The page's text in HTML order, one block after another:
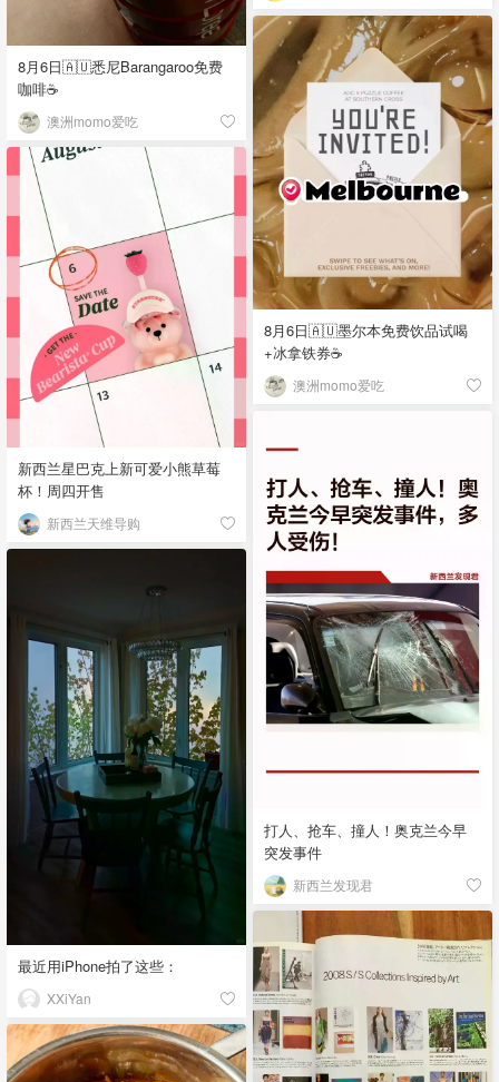
8月6日🇦🇺悉尼Barangaroo免费
咖啡☕
澳洲momo爱吃
8月6日🇦🇺墨尔本免费饮品试喝
+冰拿铁券☕
澳洲momo爱吃
新西兰星巴克上新可爱小熊草莓
杯！周四开售
新西兰天维导购
打人、抢车、撞人！奥克兰今早
突发事件
新西兰发现君
最近用iPhone拍了这些：
XXiYan